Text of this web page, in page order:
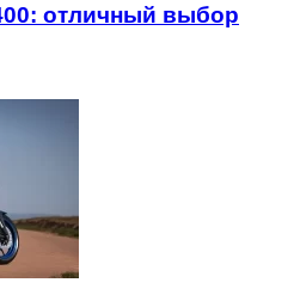
отличный выбор